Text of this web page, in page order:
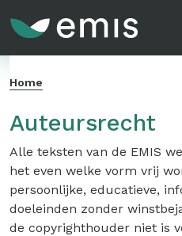
Home
Auteursrecht
Alle teksten van de EMIS
het even welke vorm vrij
persoonlijke, educatieve,
doeleinden zonder
de copyrighthouder niet is